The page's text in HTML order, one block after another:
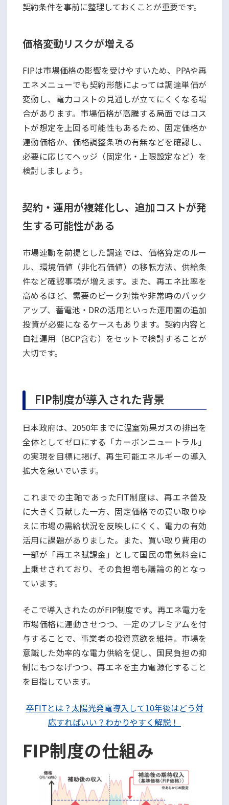
契約条件を事前に整理しておくことが重要です。
価格変動リスクが増える
FIPは市場価格の影響を受けやすいため、PPAや再
エネメニューでも契約形態によっては調達単価が
変動し、電力コストの見通しが立てにくくなる場
合があります。市場価格が高騰する局面ではコス
トが想定を上回る可能性もあるため、固定価格か
連動価格か、価格調整条項の有無などを確認し、
必要に応じてヘッジ（固定化・上限設定など）を
検討しましょう。
契約・運用が複雑化し、追加コストが発
生する可能性がある
市場連動を前提とした調達では、価格算定のルー
ル、環境価値（非化石価値）の移転方法、供給条
件など確認事項が増えます。また、再エネ比率を
高めるほど、需要のピーク対策や非常時のバック
アップ、蓄電池・DRの活用といった運用面の追加
投資が必要になるケースもあります。契約内容と
自社運用（BCP含む）をセットで検討することが
大切です。
FIP制度が導入された背景
日本政府は、2050年までに温室効果ガスの排出を
全体としてゼロにする「カーボンニュートラル」
の実現を目標に掲げ、再生可能エネルギーの導入
拡大を急いでいます。
これまでの主軸であったFIT制度は、再エネ普及
に大きく貢献した一方、固定価格での買い取りゆ
えに市場の需給状況を反映しにくく、電力の有効
活用に課題がありました。また、買い取り費用の
一部が「再エネ賦課金」として国民の電気料金に
上乗せされており、その負担増も議論の的となっ
ています。
そこで導入されたのがFIP制度です。再エネ電力を
市場価格に連動させつつ、一定のプレミアムを付
与することで、事業者の投資意欲を維持。市場を
意識した効率的な電力供給を促し、国民負担の抑
制にもつなげつつ、再エネを主力電源化すること
を目指しています。
卒FITとは？太陽光発電導入して10年後はどう対
応すればいい？わかりやすく解説！
FIP制度の仕組み